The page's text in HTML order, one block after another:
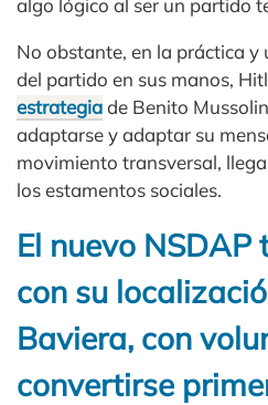
algo lógico al ser un partido
No obstante, en la práctica y
del partido en sus manos,
estrategiade Benito
adaptarse y adaptar su
movimiento transversal,
los estamentos sociales.
El nuevo
con su
Baviera, con
convertirse